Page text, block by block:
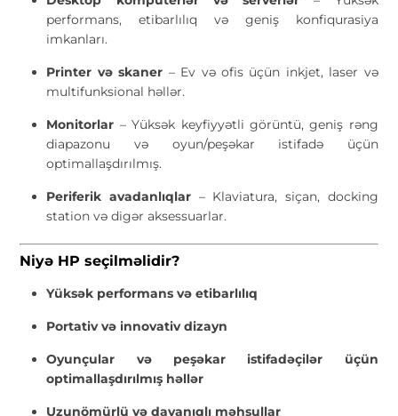
performans, etibarlılıq və geniş konfiqurasiya
imkanları.
Printer və skaner – Ev və ofis üçün inkjet, laser və
multifunksional həllər.
Monitorlar – Yüksək keyfiyyətli görüntü, geniş rəng
diapazonu və oyun/peşəkar istifadə üçün
optimallaşdırılmış.
Periferik avadanlıqlar – Klaviatura, siçan, docking
station və digər aksessuarlar.
Niyə HP seçilməlidir?
Yüksək performans və etibarlılıq
Portativ və innovativ dizayn
Oyunçular və peşəkar istifadəçilər üçün
optimallaşdırılmış həllər
Uzunömürlü və dayanıqlı məhsullar